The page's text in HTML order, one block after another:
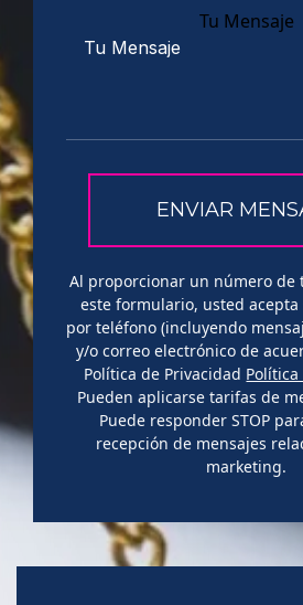
Tu Mensaje
Al proporcionar un número de
este formulario, usted
por teléfono (incluyendo
y/o correo electrónico de
Política de Privacidad
Pueden aplicarse tarifas de
Puede responder STOP
recepción de mensajes
marketing.